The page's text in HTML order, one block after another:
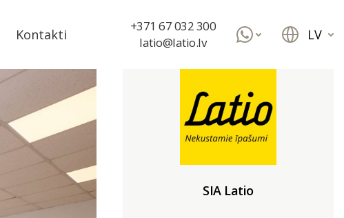
Kontakti
+371 67 032 300
latio@latio.lv
LV
SIA Latio